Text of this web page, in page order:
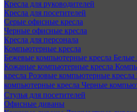
Кресла для руководителей
Кресла для посетителей
Серые офисные кресла
Черные офисные кресла
Кресла для персонала
Компьютерные кресла
Бежевые компьютерные кресла Белые
Кожаные компьютерные кресла
кресла Розовые компьютерные кресла
компьютерные кресла Черные
Стулья для посетителей
Офисные диваны